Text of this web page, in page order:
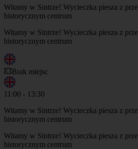
Witamy w Sintrze! Wycieczka piesza z
historycznym centrum
Witamy w Sintrze! Wycieczka piesza z
historycznym centrum
Brak miejsc
11:00 - 13:30
Witamy w Sintrze! Wycieczka piesza z
historycznym centrum
Witamy w Sintrze! Wycieczka piesza z
historycznym centrum